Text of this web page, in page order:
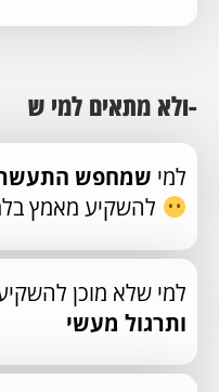
ולא מתאים למי ש-
למי שמחפש
למי שלא מוכן
ותרגול מעשי